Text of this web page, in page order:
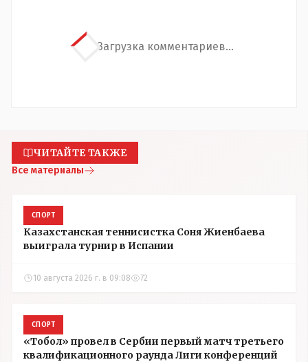
Загрузка комментариев...
ЧИТАЙТЕ ТАКЖЕ
Все материалы
СПОРТ
Казахстанская теннисистка Соня Жиенбаева
выиграла турнир в Испании
10 августа 2026 г. в 09:08 72
СПОРТ
«Тобол» провел в Сербии первый матч третьего
квалификационного раунда Лиги конференций